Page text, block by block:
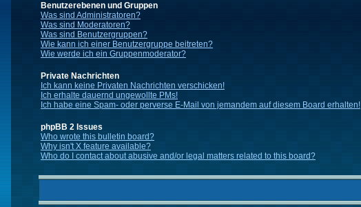
Benutzerebenen und Gruppen
Was sind Administratoren?
Was sind Moderatoren?
Was sind Benutzergruppen?
Wie kann ich einer Benutzergruppe beitreten?
Wie werde ich ein Gruppenmoderator?
Private Nachrichten
Ich kann keine Privaten Nachrichten verschicken!
Ich erhalte dauernd ungewollte PMs!
Ich habe eine Spam- oder perverse E-Mail von jemandem auf diesem Board erhalten!
phpBB 2 Issues
Who wrote this bulletin board?
Why isn't X feature available?
Who do I contact about abusive and/or legal matters related to this board?